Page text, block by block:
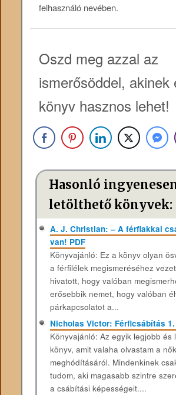
felhasználó nevében.
Oszd meg azzal az
ismerősöddel, akinek
könyv hasznos lehet!
Hasonló
letölthető könyvek:
A. J. Christian: – A férfiakkal
van! PDF
Könyvajánló: Ez a könyv olyan
a férfilélek megismeréséhez
hivatott, hogy valóban
erősebbik nemet, hogy valóban
párkapcsolatot a...
Nicholas Victor: Férficsábítás 1.
Könyvajánló: Az egyik legjobb és
könyv, amit valaha olvastam a nők
meghódításáról. Mindenkinek
tudom, aki magasabb szintre
a csábítási képességeit....